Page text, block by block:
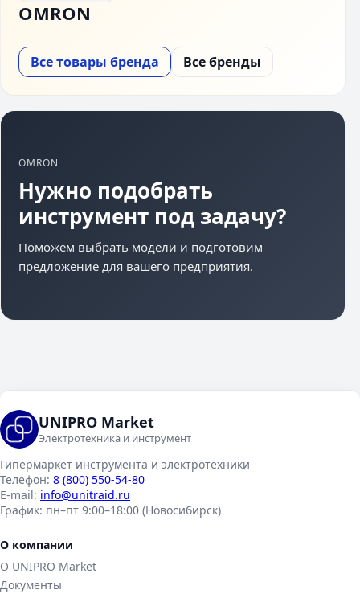
OMRON
Все товары бренда Все бренды
OMRON
Нужно подобрать
инструмент под задачу?
Поможем выбрать модели и подготовим
предложение для вашего предприятия.
UNIPRO Market
Электротехника и инструмент
Гипермаркет инструмента и электротехники
Телефон: 8 (800) 550-54-80
E-mail: info@unitraid.ru
График: пн–пт 9:00–18:00 (Новосибирск)
О компании
О UNIPRO Market
Документы